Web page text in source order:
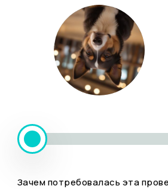
Зачем потребовалась эта